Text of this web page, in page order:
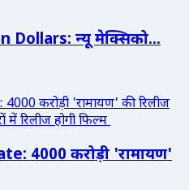
Dollars: न्यू मेक्सिको...
4000 करोड़ी 'रामायण'